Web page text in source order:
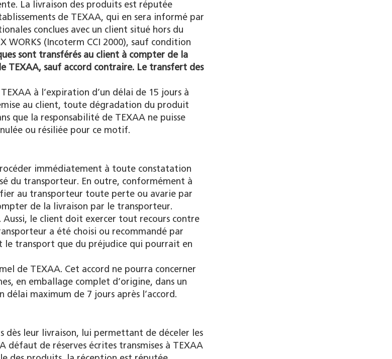
La livraison des produits est réputée
de TEXAA, qui en sera informé par
conclues avec un client situé hors du
WORKS (Incoterm CCI 2000), sauf condition
sont transférés au client à compter de la
TEXAA, sauf accord contraire. Le transfert des
à l’expiration d’un délai de 15 jours à
au client, toute dégradation du produit
que la responsabilité de TEXAA ne puisse
ou résiliée pour ce motif.
immédiatement à toute constatation
du transporteur. En outre, conformément à
au transporteur toute perte ou avarie par
de la livraison par le transporteur.
le client doit exercer tout recours contre
a été choisi ou recommandé par
le transport que du préjudice qui pourrait en
de TEXAA. Cet accord ne pourra concerner
en emballage complet d’origine, dans un
maximum de 7 jours après l’accord.
dès leur livraison, lui permettant de déceler les
de réserves écrites transmises à TEXAA